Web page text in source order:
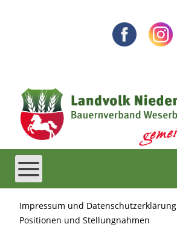
Impressum und Datenschutzerklärung
Positionen und Stellungnahmen